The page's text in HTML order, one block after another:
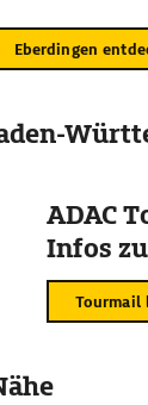
Eberdingen
ADAC
Infos
Tourmail